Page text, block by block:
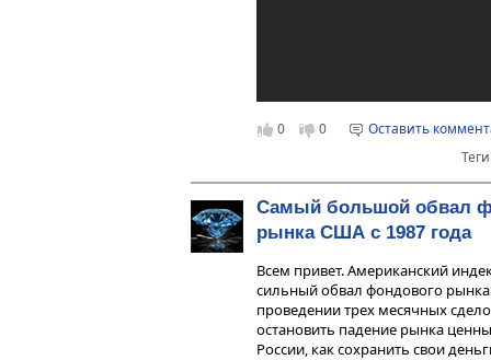
0 0
Оставить
Самый большой обвал
рынка США с 1987 года
Всем привет. Американский
сильный обвал фондового
проведении трех месячных
остановить падение рынка
России, как сохранить свои